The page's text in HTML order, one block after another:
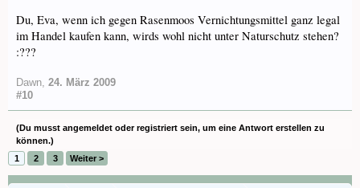
Du, Eva, wenn ich gegen Rasenmoos Vernichtungsmittel ganz legal
im Handel kaufen kann, wirds wohl nicht unter Naturschutz stehen?
:???
Dawn 24. März 2009
#10
(Du musst angemeldet oder registriert sein, um eine Antwort erstellen zu
können.)
1
2 3 Weiter >